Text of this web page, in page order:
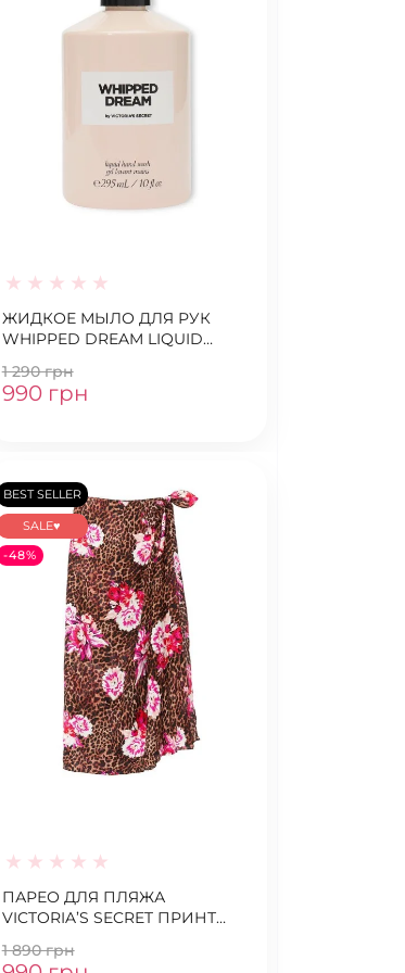
ЖИДКОЕ МЫЛО ДЛЯ РУК
WHIPPED DREAM LIQUID
1 290 грн
990 грн
BEST SELLER
SALE♥
-48%
ПАРЕО ДЛЯ ПЛЯЖА
VICTORIA’S SECRET ПРИНТ
1 890 грн